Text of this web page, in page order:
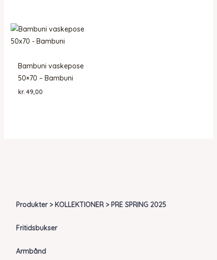
Produkter > KOLLEKTIONER > PRE SPRING 2025
Fritidsbukser
Armbånd
Bambuni vaskepose
50×70 – Bambuni
kr. 49,00